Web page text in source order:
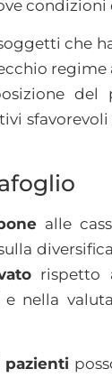
che
regime
del
sfavorevoli
alle
rispetto
nella
pazienti